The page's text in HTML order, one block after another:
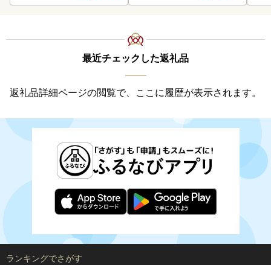
最近チェックした返礼品
返礼品詳細ページの閲覧で、ここに履歴が表示されます。
ランキングでさがす